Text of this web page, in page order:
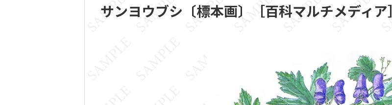
サンヨウブシ〔標本画〕［百科マルチメディア］